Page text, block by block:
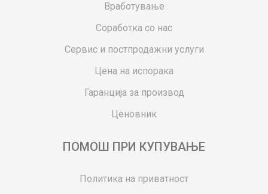
Вработување
Соработка со нас
Сервис и постпродажни услуги
Цена на испорака
Гаранција за производ
Ценовник
ПОМОШ ПРИ КУПУВАЊЕ
Политика на приватност